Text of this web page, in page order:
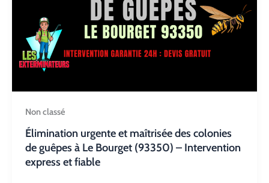
Non classé
Élimination urgente et maîtrisée des colonies
de guêpes à Le Bourget (93350) – Intervention
express et fiable